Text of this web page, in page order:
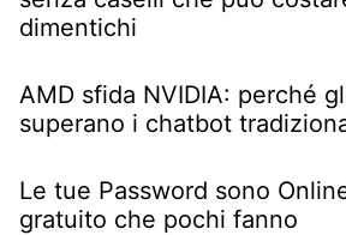
dimentichi
AMD sfida NVIDIA: perché
superano i chatbot
Le tue Password sono
gratuito che pochi fanno